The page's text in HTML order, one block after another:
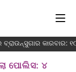
କାରବାର:
ପୋଲିସ: ୪